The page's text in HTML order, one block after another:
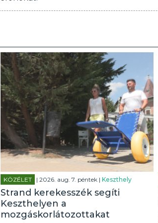
KÖZÉLET | 2026. aug. 7. péntek | Keszthely
Strand kerekesszék segíti
Keszthelyen a
mozgáskorlátozottakat